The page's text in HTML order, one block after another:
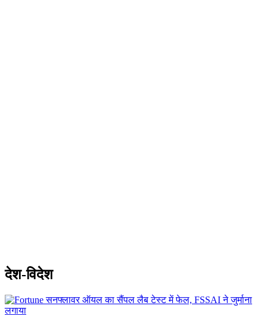
देश-विदेश